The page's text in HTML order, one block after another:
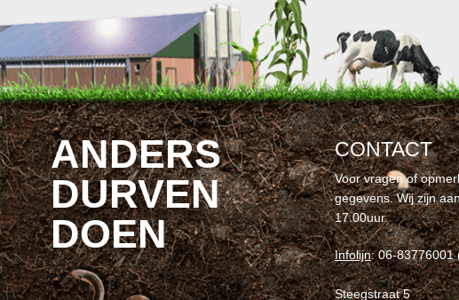
ANDERS
DURVEN
DOEN
CONTACT
Voor vragen of
gegevens. Wij zijn
17.00uur.
Infolijn: 06-83776001
Steegstraat 5